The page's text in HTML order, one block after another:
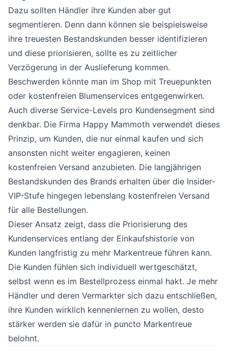
Dazu sollten Händler ihre Kunden aber gut
segmentieren. Denn dann können sie beispielsweise
ihre treuesten Bestandskunden besser identifizieren
und diese priorisieren, sollte es zu zeitlicher
Verzögerung in der Auslieferung kommen.
Beschwerden könnte man im Shop mit Treuepunkten
oder kostenfreien Blumenservices entgegenwirken.
Auch diverse Service-Levels pro Kundensegment sind
denkbar. Die Firma Happy Mammoth verwendet dieses
Prinzip, um Kunden, die nur einmal kaufen und sich
ansonsten nicht weiter engagieren, keinen
kostenfreien Versand anzubieten. Die langjährigen
Bestandskunden des Brands erhalten über die Insider-
VIP-Stufe hingegen lebenslang kostenfreien Versand
für alle Bestellungen.
Dieser Ansatz zeigt, dass die Priorisierung des
Kundenservices entlang der Einkaufshistorie von
Kunden langfristig zu mehr Markentreue führen kann.
Die Kunden fühlen sich individuell wertgeschätzt,
selbst wenn es im Bestellprozess einmal hakt. Je mehr
Händler und deren Vermarkter sich dazu entschließen,
ihre Kunden wirklich kennenlernen zu wollen, desto
stärker werden sie dafür in puncto Markentreue
belohnt.